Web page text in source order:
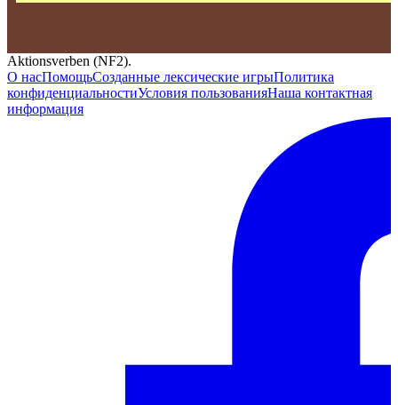
Aktionsverben (NF2).
О насПомощьСозданные лексические игрыПолитика
конфиденциальностиУсловия пользованияНаша контактная
информация